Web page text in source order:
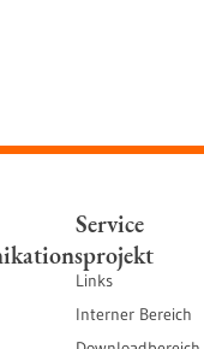
Service
Links
Interner Bereich